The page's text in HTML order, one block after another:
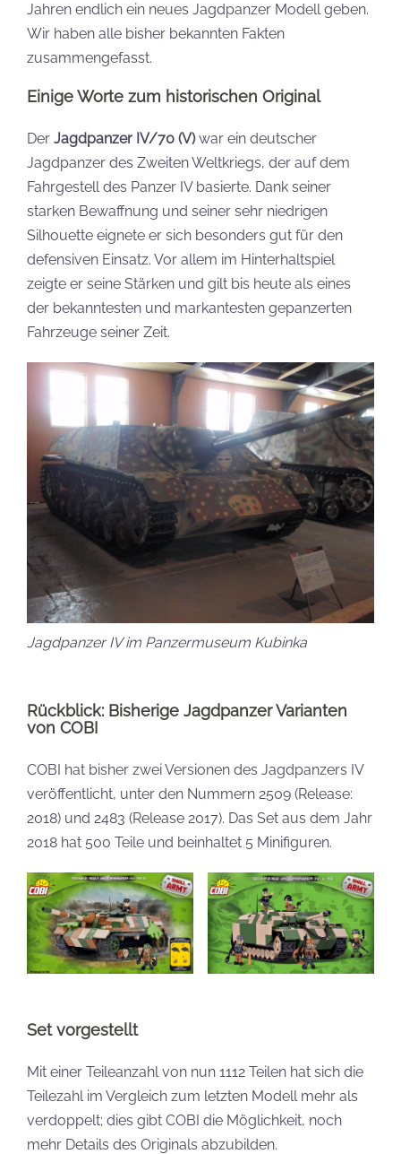
Jahren endlich ein neues Jagdpanzer Modell geben.
Wir haben alle bisher bekannten Fakten
zusammengefasst.
Einige Worte zum historischen Original
Der Jagdpanzer IV/70 (V)war ein deutscher
Jagdpanzer des Zweiten Weltkriegs, der auf dem
Fahrgestell des Panzer IV basierte. Dank seiner
starken Bewaffnung und seiner sehr niedrigen
Silhouette eignete er sich besonders gut für den
defensiven Einsatz. Vor allem im Hinterhaltspiel
zeigte er seine Stärken und gilt bis heute als eines
der bekanntesten und markantesten gepanzerten
Fahrzeuge seiner Zeit.
Jagdpanzer IV im Panzermuseum Kubinka
Rückblick: Bisherige Jagdpanzer Varianten
von COBI
COBI hat bisher zwei Versionen des Jagdpanzers IV
veröffentlicht, unter den Nummern 2509 (Release:
2018) und 2483 (Release 2017). Das Set aus dem Jahr
2018 hat 500 Teile und beinhaltet 5 Minifiguren.
Set vorgestellt
Mit einer Teileanzahl von nun 1112 Teilen hat sich die
Teilezahl im Vergleich zum letzten Modell mehr als
verdoppelt; dies gibt COBI die Möglichkeit, noch
mehr Details des Originals abzubilden.